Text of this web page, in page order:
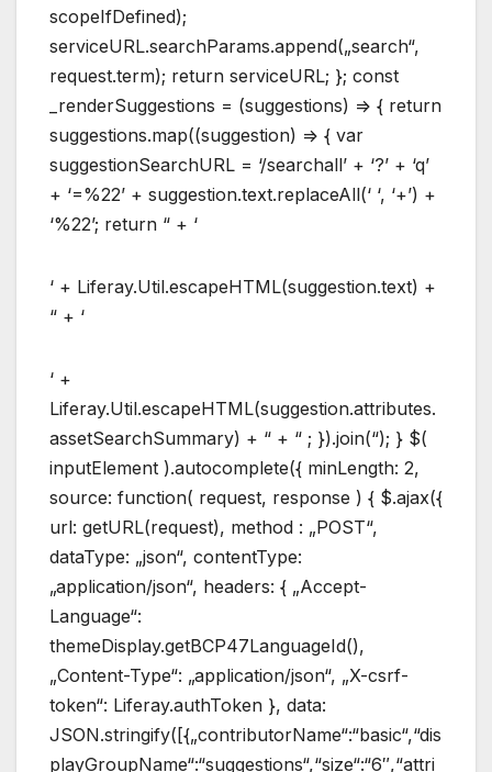
scopeIfDefined);
serviceURL.searchParams.append(„search“,
request.term); return serviceURL; }; const
_renderSuggestions = (suggestions) => { return
suggestions.map((suggestion) => { var
suggestionSearchURL = ‘/searchall’ + ‘?’ + ‘q’
+ ‘=%22’ + suggestion.text.replaceAll(‘ ‘, ‘+’) +
‘%22’; return “ + ‘
‘ + Liferay.Util.escapeHTML(suggestion.text) +
“ + ‘
‘ +
Liferay.Util.escapeHTML(suggestion.attributes.
assetSearchSummary) + “ + “ ; }).join(“); } $(
inputElement ).autocomplete({ minLength: 2,
source: function( request, response ) { $.ajax({
url: getURL(request), method : „POST“,
dataType: „json“, contentType:
„application/json“, headers: { „Accept-
Language“:
themeDisplay.getBCP47LanguageId(),
„Content-Type“: „application/json“, „X-csrf-
token“: Liferay.authToken }, data:
JSON.stringify([{„contributorName“:“basic“,“dis
playGroupName“:“suggestions“,“size“:“6″,“attri